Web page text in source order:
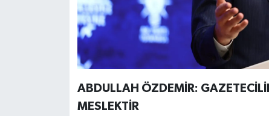
ABDULLAH ÖZDEMİR:
MESLEKTİR